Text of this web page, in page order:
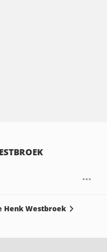
Henk Westbroek